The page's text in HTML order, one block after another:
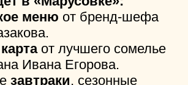
провести лето
столпо
50-04.